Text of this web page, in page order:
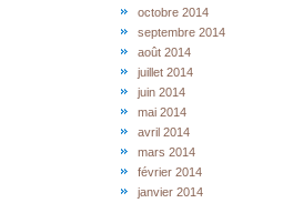
octobre 2014
septembre 2014
août 2014
juillet 2014
juin 2014
mai 2014
avril 2014
mars 2014
février 2014
janvier 2014